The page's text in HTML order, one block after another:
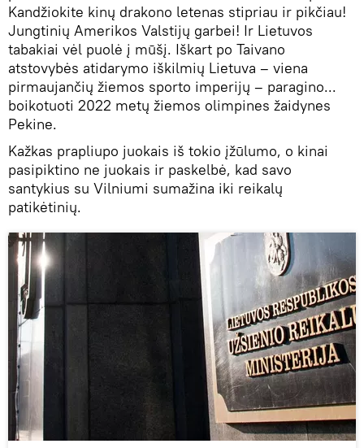
Kandžiokite kinų drakono letenas stipriau ir pikčiau!
Jungtinių Amerikos Valstijų garbei! Ir Lietuvos
tabakiai vėl puolė į mūšį. Iškart po Taivano
atstovybės atidarymo iškilmių Lietuva – viena
pirmaujančių žiemos sporto imperijų – paragino...
boikotuoti 2022 metų žiemos olimpines žaidynes
Pekine.
Kažkas prapliupo juokais iš tokio įžūlumo, o kinai
pasipiktino ne juokais ir paskelbė, kad savo
santykius su Vilniumi sumažina iki reikalų
patikėtinių.